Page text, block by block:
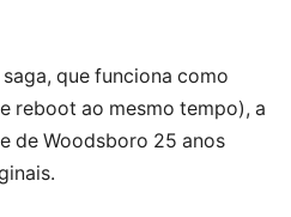
que funciona como
reboot ao mesmo tempo), a
de Woodsboro 25 anos